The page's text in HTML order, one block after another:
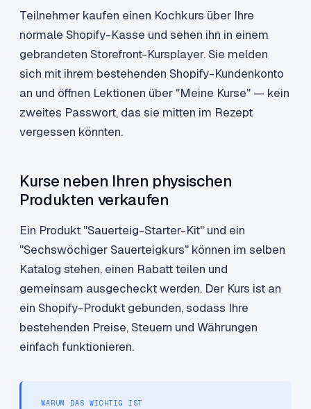
Teilnehmer kaufen einen Kochkurs über Ihre
normale Shopify-Kasse und sehen ihn in einem
gebrandeten Storefront-Kursplayer. Sie melden
sich mit ihrem bestehenden Shopify-Kundenkonto
an und öffnen Lektionen über "Meine Kurse" — kein
zweites Passwort, das sie mitten im Rezept
vergessen könnten.
Kurse neben Ihren physischen
Produkten verkaufen
Ein Produkt "Sauerteig-Starter-Kit" und ein
"Sechswöchiger Sauerteigkurs" können im selben
Katalog stehen, einen Rabatt teilen und
gemeinsam ausgecheckt werden. Der Kurs ist an
ein Shopify-Produkt gebunden, sodass Ihre
bestehenden Preise, Steuern und Währungen
einfach funktionieren.
WARUM DAS WICHTIG IST